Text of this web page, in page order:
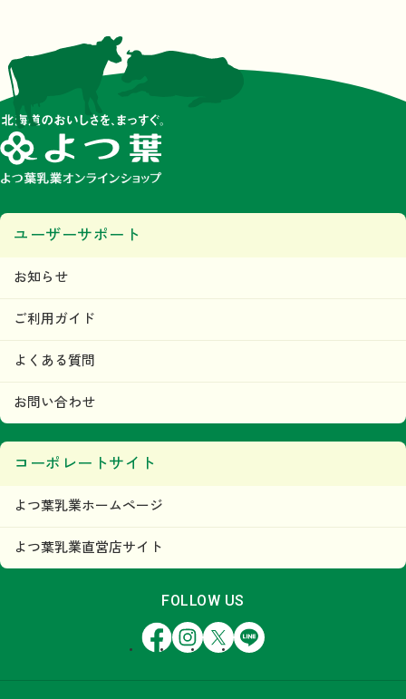
ユーザーサポート
お知らせ
ご利用ガイド
よくある質問
お問い合わせ
コーポレートサイト
よつ葉乳業ホームページ
よつ葉乳業直営店サイト
FOLLOW US
FacebookInstagram
X LINE